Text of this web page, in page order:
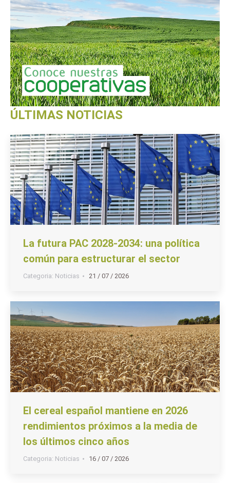
ÚLTIMAS NOTICIAS
La futura PAC 2028-2034: una política
común para estructurar el sector
Categoria: Noticias 21 / 07 / 2026
El cereal español mantiene en 2026
rendimientos próximos a la media de
los últimos cinco años
Categoria: Noticias 16 / 07 / 2026